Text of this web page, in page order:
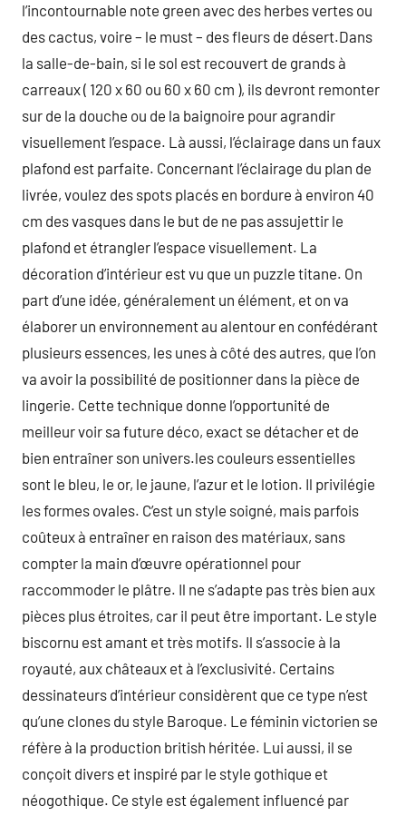
l’incontournable note green avec des herbes vertes ou
des cactus, voire – le must – des fleurs de désert.Dans
la salle-de-bain, si le sol est recouvert de grands à
carreaux ( 120 x 60 ou 60 x 60 cm ), ils devront remonter
sur de la douche ou de la baignoire pour agrandir
visuellement l’espace. Là aussi, l’éclairage dans un faux
plafond est parfaite. Concernant l’éclairage du plan de
livrée, voulez des spots placés en bordure à environ 40
cm des vasques dans le but de ne pas assujettir le
plafond et étrangler l’espace visuellement. La
décoration d’intérieur est vu que un puzzle titane. On
part d’une idée, généralement un élément, et on va
élaborer un environnement au alentour en confédérant
plusieurs essences, les unes à côté des autres, que l’on
va avoir la possibilité de positionner dans la pièce de
lingerie. Cette technique donne l’opportunité de
meilleur voir sa future déco, exact se détacher et de
bien entraîner son univers.les couleurs essentielles
sont le bleu, le or, le jaune, l’azur et le lotion. Il privilégie
les formes ovales. C’est un style soigné, mais parfois
coûteux à entraîner en raison des matériaux, sans
compter la main d’œuvre opérationnel pour
raccommoder le plâtre. Il ne s’adapte pas très bien aux
pièces plus étroites, car il peut être important. Le style
biscornu est amant et très motifs. Il s’associe à la
royauté, aux châteaux et à l’exclusivité. Certains
dessinateurs d’intérieur considèrent que ce type n’est
qu’une clones du style Baroque. Le féminin victorien se
réfère à la production british héritée. Lui aussi, il se
conçoit divers et inspiré par le style gothique et
néogothique. Ce style est également influencé par